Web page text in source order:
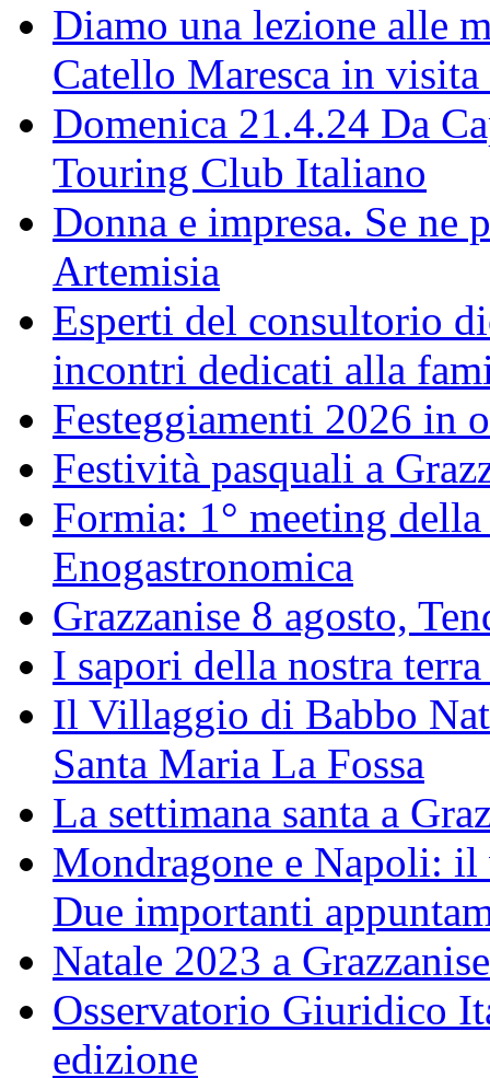
Diamo una lezione alle
Catello Maresca in visita
Domenica 21.4.24 Da
Touring Club Italiano
Donna e impresa. Se ne
Artemisia
Esperti del consultorio
incontri dedicati alla
Festeggiamenti 2026 in
Festività pasquali a
Formia: 1° meeting
Enogastronomica
Grazzanise 8 agosto,
I sapori della nostra
Il Villaggio di Babbo
Santa Maria La Fossa
La settimana santa a
Mondragone e Napoli:
Due importanti
Natale 2023 a
Osservatorio Giuridico
edizione